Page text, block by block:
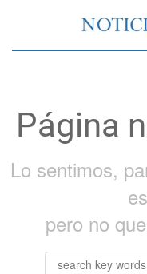
Página
Lo sentimos,
pero no